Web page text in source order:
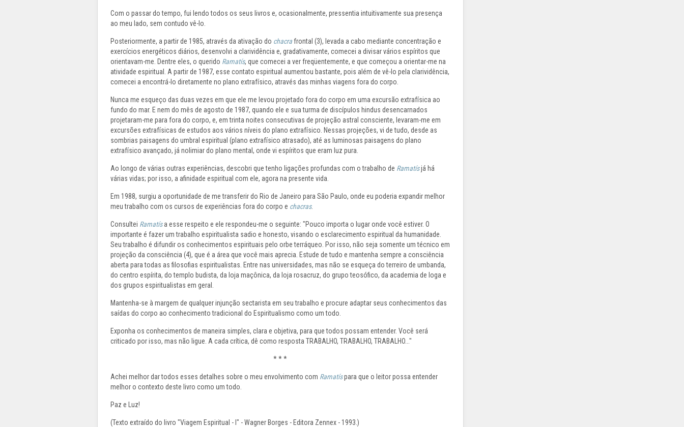
Com o passar do tempo, fui lendo todos os seus livros e, ocasionalmente, pressentia intuitivamente sua presença
ao meu lado, sem contudo vê-lo.
Posteriormente, a partir de 1985, através da ativação do chacrafrontal (3), levada a cabo mediante concentração e
exercícios energéticos diários, desenvolvi a clarividência e, gradativamente, comecei a divisar vários espíritos que
orientavam-me. Dentre eles, o querido Ramatís, que comecei a ver freqüentemente, e que começou a orientar-me na
atividade espiritual. A partir de 1987, esse contato espiritual aumentou bastante, pois além de vê-lo pela clarividência,
comecei a encontrá-lo diretamente no plano extrafísico, através das minhas viagens fora do corpo.
Nunca me esqueço das duas vezes em que ele me levou projetado fora do corpo em uma excursão extrafísica ao
fundo do mar. E nem do mês de agosto de 1987, quando ele e sua turma de discípulos hindus desencarnados
projetaram-me para fora do corpo, e, em trinta noites consecutivas de projeção astral consciente, levaram-me em
excursões extrafísicas de estudos aos vários níveis do plano extrafísico. Nessas projeções, vi de tudo, desde as
sombrias paisagens do umbral espiritual (plano extrafísico atrasado), até as luminosas paisagens do plano
extrafísico avançado, já nolimiar do plano mental, onde vi espíritos que eram luz pura.
Ao longo de várias outras experiências, descobri que tenho ligações profundas com o trabalho de Ramatísjá há
várias vidas; por isso, a afinidade espiritual com ele, agora na presente vida.
Em 1988, surgiu a oportunidade de me transferir do Rio de Janeiro para São Paulo, onde eu poderia expandir melhor
meu trabalho com os cursos de experiências fora do corpo e chacras.
Consultei Ramatísa esse respeito e ele respondeu-me o seguinte: "Pouco importa o lugar onde você estiver. O
importante é fazer um trabalho espiritualista sadio e honesto, visando o esclarecimento espiritual da humanidade.
Seu trabalho é difundir os conhecimentos espirituais pelo orbe terráqueo. Por isso, não seja somente um técnico em
projeção da consciência (4), que é a área que você mais aprecia. Estude de tudo e mantenha sempre a consciência
aberta para todas as filosofias espiritualistas. Entre nas universidades, mas não se esqueça do terreiro de umbanda,
do centro espírita, do templo budista, da loja maçônica, da loja rosacruz, do grupo teosófico, da academia de Ioga e
dos grupos espiritualistas em geral.
Mantenha-se à margem de qualquer injunção sectarista em seu trabalho e procure adaptar seus conhecimentos das
saídas do corpo ao conhecimento tradicional do Espiritualismo como um todo.
Exponha os conhecimentos de maneira simples, clara e objetiva, para que todos possam entender. Você será
criticado por isso, mas não ligue. A cada crítica, dê como resposta TRABALHO, TRABALHO, TRABALHO..."
* * *
Achei melhor dar todos esses detalhes sobre o meu envolvimento com Ramatíspara que o leitor possa entender
melhor o contexto deste livro como um todo.
Paz e Luz!
(Texto extraído do livro "Viagem Espiritual - I" - Wagner Borges - Editora Zennex - 1993.)